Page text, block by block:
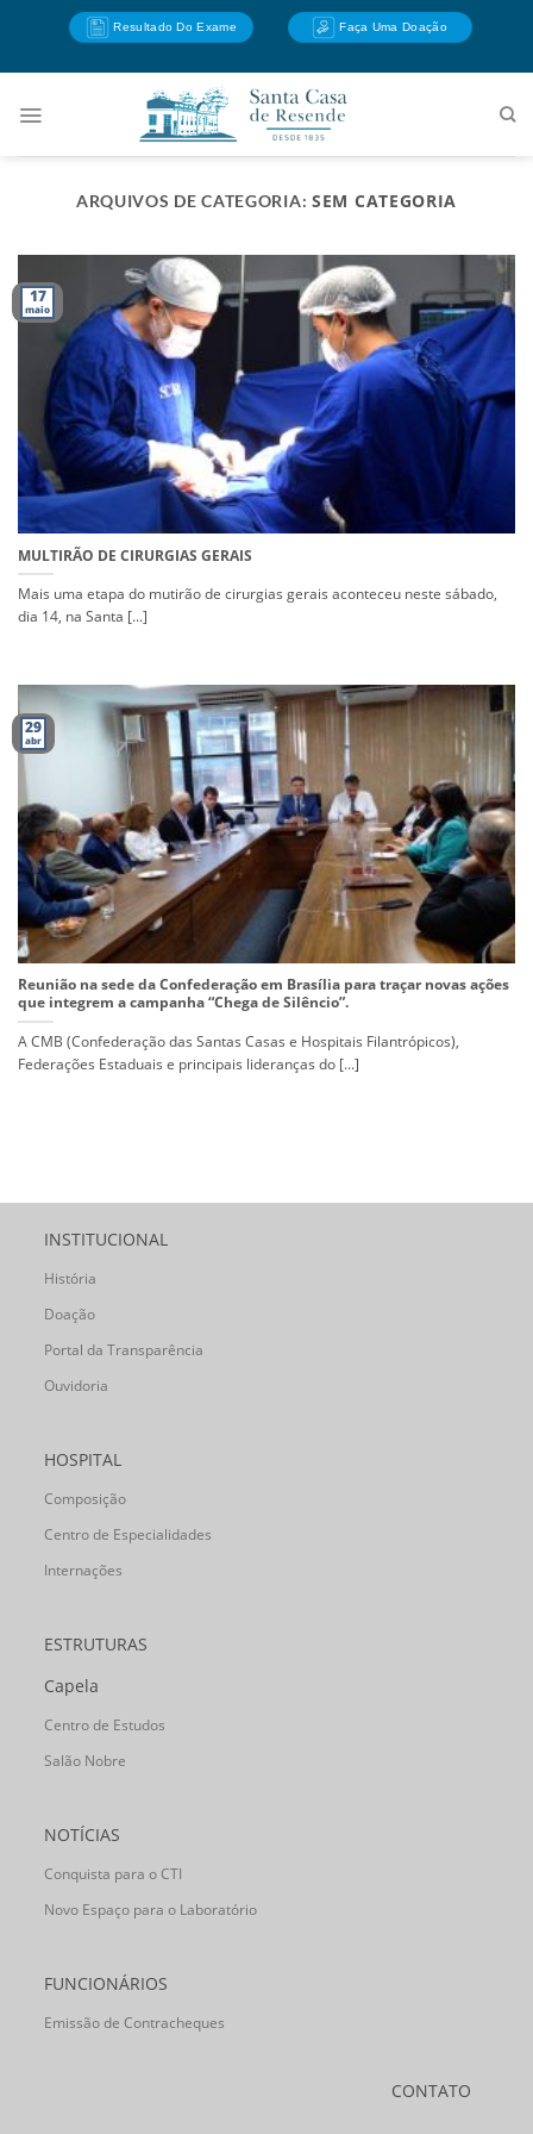
Resultado Do Exame Faça Uma Doação
ARQUIVOS DE CATEGORIA: SEM CATEGORIA
MULTIRÃO DE CIRURGIAS GERAIS
Mais uma etapa do mutirão de cirurgias gerais aconteceu neste sábado,
dia 14, na Santa [...]
17
maio
Reunião na sede da Confederação em Brasília para traçar novas ações
que integrem a campanha “Chega de Silêncio”.
A CMB (Confederação das Santas Casas e Hospitais Filantrópicos),
Federações Estaduais e principais lideranças do [...]
29
abr
INSTITUCIONAL
História
Doação
Portal da Transparência
Ouvidoria
HOSPITAL
Composição
Centro de Especialidades
Internações
ESTRUTURAS
Capela
Centro de Estudos
Salão Nobre
NOTÍCIAS
Conquista para o CTI
Novo Espaço para o Laboratório
FUNCIONÁRIOS
Emissão de Contracheques
CONTATO